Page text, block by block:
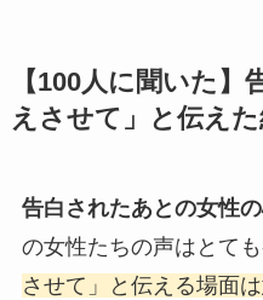
【100人に聞いた
えさせて」と伝え
告白されたあとの女性
の女性たちの声はとても
させて」と伝える場面